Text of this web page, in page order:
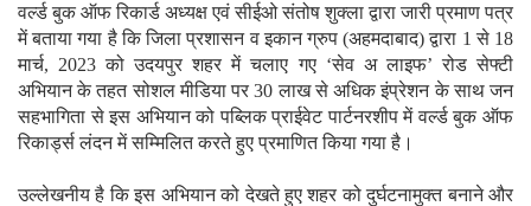
वर्ल्ड बुक ऑफ रिकार्ड अध्यक्ष एवं सीईओ संतोष शुक्ला द्वारा जारी प्रमाण पत्र
में बताया गया है कि जिला प्रशासन व इकान ग्रुप (अहमदाबाद) द्वारा 1 से 18
मार्च, 2023 को उदयपुर शहर में चलाए गए ‘सेव अ लाइफ’ रोड सेफ्टी
अभियान के तहत सोशल मीडिया पर 30 लाख से अधिक इंप्रेशन के साथ जन
सहभागिता से इस अभियान को पब्लिक प्राईवेट पार्टनरशीप में वर्ल्ड बुक ऑफ
रिकार्ड्स लंदन में सम्मिलित करते हुए प्रमाणित किया गया है।
उल्लेखनीय है कि इस अभियान को देखते हुए शहर को दुर्घटनामुक्त बनाने और